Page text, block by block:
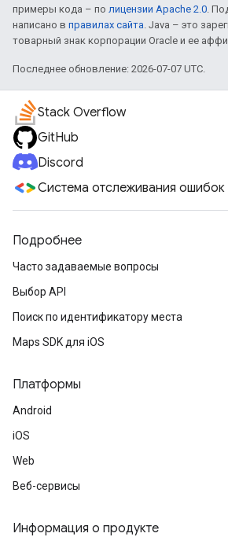
примеры кода – по лицензии Apache 2.0.
написано в правилах сайта. Java – это
товарный знак корпорации Oracle и ее
Последнее обновление: 2026-07-07 UTC.
Stack Overflow
GitHub
Discord
Система отслеживания ошибок
Подробнее
Часто задаваемые вопросы
Выбор API
Поиск по идентификатору места
Maps SDK для iOS
Платформы
Android
iOS
Web
Веб-сервисы
Информация о продукте